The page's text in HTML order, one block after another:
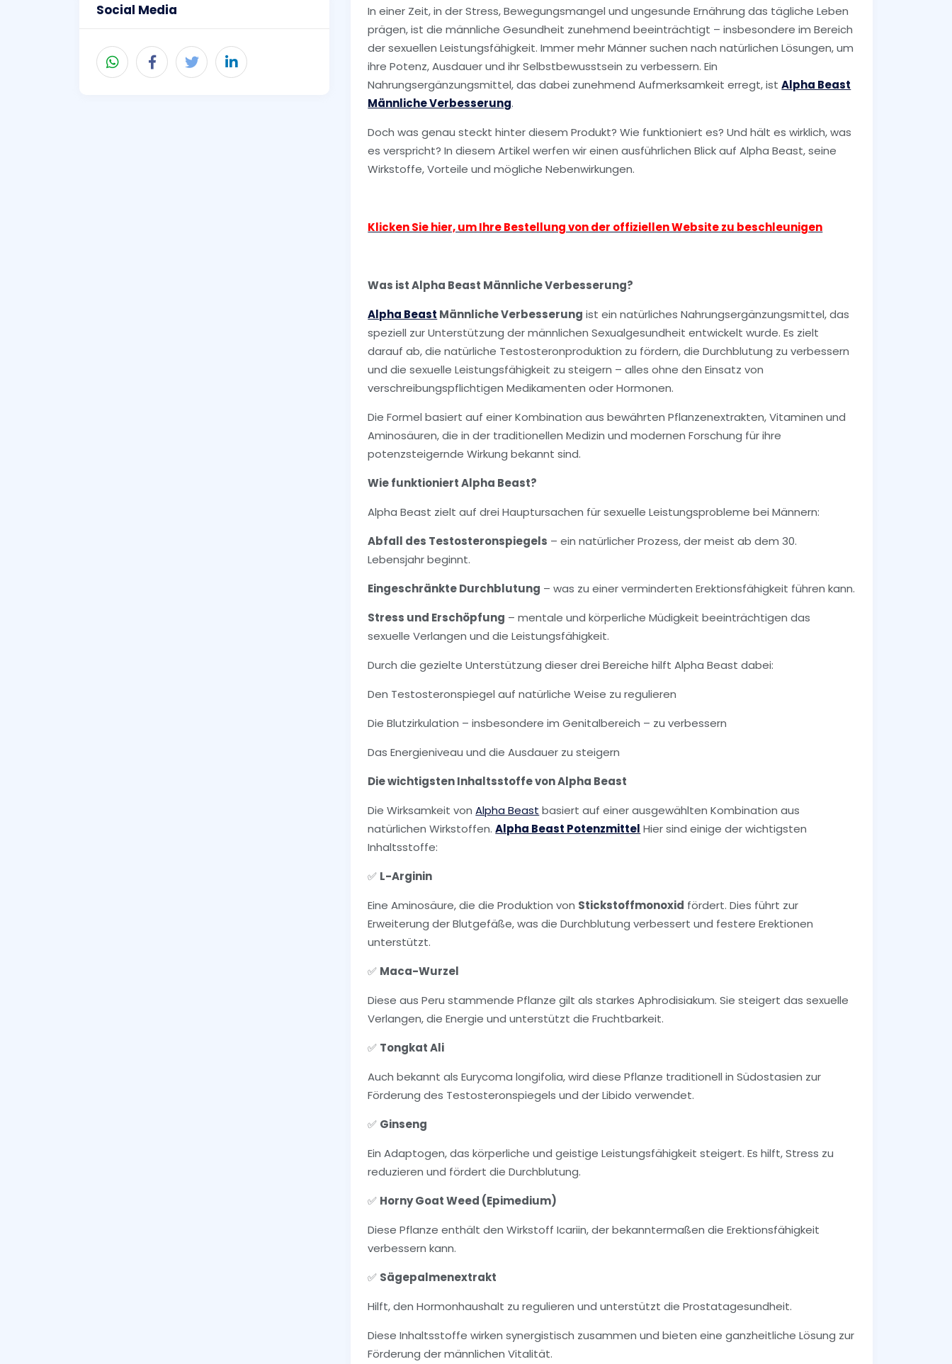
Social Media
In einer Zeit, in der Stress, Bewegungsmangel und ungesunde Ernährung das tägliche Leben
prägen, ist die männliche Gesundheit zunehmend beeinträchtigt – insbesondere im Bereich
der sexuellen Leistungsfähigkeit. Immer mehr Männer suchen nach natürlichen Lösungen, um
ihre Potenz, Ausdauer und ihr Selbstbewusstsein zu verbessern. Ein
Nahrungsergänzungsmittel, das dabei zunehmend Aufmerksamkeit erregt, istAlpha Beast
Männliche Verbesserung.
Doch was genau steckt hinter diesem Produkt? Wie funktioniert es? Und hält es wirklich, was
es verspricht? In diesem Artikel werfen wir einen ausführlichen Blick auf Alpha Beast, seine
Wirkstoffe, Vorteile und mögliche Nebenwirkungen.
Klicken Sie hier, um Ihre Bestellung von der offiziellen Website zu beschleunigen
Was ist Alpha Beast Männliche Verbesserung?
Alpha Beast Männliche Verbesserung ist ein natürliches Nahrungsergänzungsmittel, das
speziell zur Unterstützung der männlichen Sexualgesundheit entwickelt wurde. Es zielt
darauf ab, die natürliche Testosteronproduktion zu fördern, die Durchblutung zu verbessern
und die sexuelle Leistungsfähigkeit zu steigern – alles ohne den Einsatz von
verschreibungspflichtigen Medikamenten oder Hormonen.
Die Formel basiert auf einer Kombination aus bewährten Pflanzenextrakten, Vitaminen und
Aminosäuren, die in der traditionellen Medizin und modernen Forschung für ihre
potenzsteigernde Wirkung bekannt sind.
Wie funktioniert Alpha Beast?
Alpha Beast zielt auf drei Hauptursachen für sexuelle Leistungsprobleme bei Männern:
Abfall des Testosteronspiegels – ein natürlicher Prozess, der meist ab dem 30.
Lebensjahr beginnt.
Eingeschränkte Durchblutung – was zu einer verminderten Erektionsfähigkeit führen kann.
Stress und Erschöpfung – mentale und körperliche Müdigkeit beeinträchtigen das
sexuelle Verlangen und die Leistungsfähigkeit.
Durch die gezielte Unterstützung dieser drei Bereiche hilft Alpha Beast dabei:
Den Testosteronspiegel auf natürliche Weise zu regulieren
Die Blutzirkulation – insbesondere im Genitalbereich – zu verbessern
Das Energieniveau und die Ausdauer zu steigern
Die wichtigsten Inhaltsstoffe von Alpha Beast
Die Wirksamkeit vonAlpha Beast basiert auf einer ausgewählten Kombination aus
natürlichen Wirkstoffen.Alpha Beast Potenzmittel Hier sind einige der wichtigsten
Inhaltsstoffe:
✅ L-Arginin
Eine Aminosäure, die die Produktion von Stickstoffmonoxid fördert. Dies führt zur
Erweiterung der Blutgefäße, was die Durchblutung verbessert und festere Erektionen
unterstützt.
✅ Maca-Wurzel
Diese aus Peru stammende Pflanze gilt als starkes Aphrodisiakum. Sie steigert das sexuelle
Verlangen, die Energie und unterstützt die Fruchtbarkeit.
✅ Tongkat Ali
Auch bekannt als Eurycoma longifolia, wird diese Pflanze traditionell in Südostasien zur
Förderung des Testosteronspiegels und der Libido verwendet.
✅ Ginseng
Ein Adaptogen, das körperliche und geistige Leistungsfähigkeit steigert. Es hilft, Stress zu
reduzieren und fördert die Durchblutung.
✅ Horny Goat Weed (Epimedium)
Diese Pflanze enthält den Wirkstoff Icariin, der bekanntermaßen die Erektionsfähigkeit
verbessern kann.
✅ Sägepalmenextrakt
Hilft, den Hormonhaushalt zu regulieren und unterstützt die Prostatagesundheit.
Diese Inhaltsstoffe wirken synergistisch zusammen und bieten eine ganzheitliche Lösung zur
Förderung der männlichen Vitalität.